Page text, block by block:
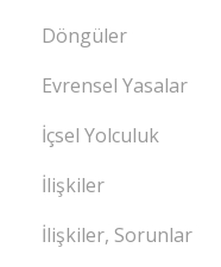
Döngüler
Evrensel Yasalar
İçsel Yolculuk
İlişkiler
İlişkiler, Sorunlar